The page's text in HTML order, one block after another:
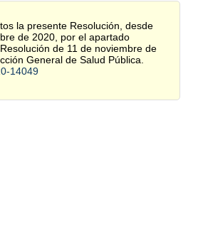
la presente Resolución, desde
de 2020, por el apartado
de 11 de noviembre de
General de Salud Pública.
14049